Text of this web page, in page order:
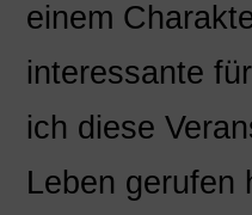
einem
interessante
ich diese
Leben gerufen